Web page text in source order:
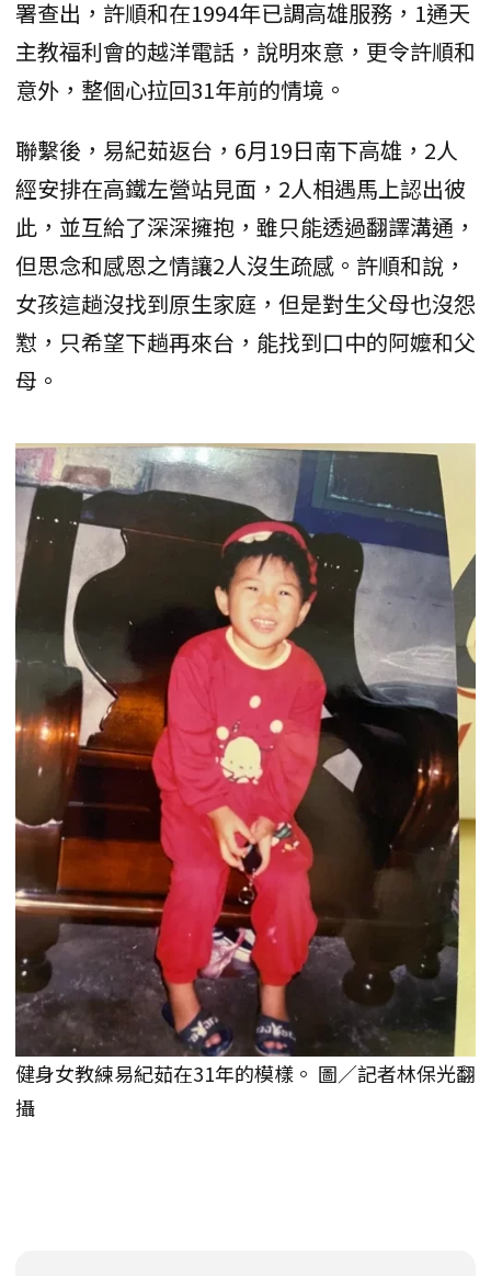
署查出，許順和在1994年已調高雄服務，1通天
主教福利會的越洋電話，說明來意，更令許順和
意外，整個心拉回31年前的情境。
聯繫後，易紀茹返台，6月19日南下高雄，2人
經安排在高鐵左營站見面，2人相遇馬上認出彼
此，並互給了深深擁抱，雖只能透過翻譯溝通，
但思念和感恩之情讓2人沒生疏感。許順和說，
女孩這趟沒找到原生家庭，但是對生父母也沒怨
懟，只希望下趟再來台，能找到口中的阿嬤和父
母。
健身女教練易紀茹在31年的模樣。 圖／記者林保光翻
攝